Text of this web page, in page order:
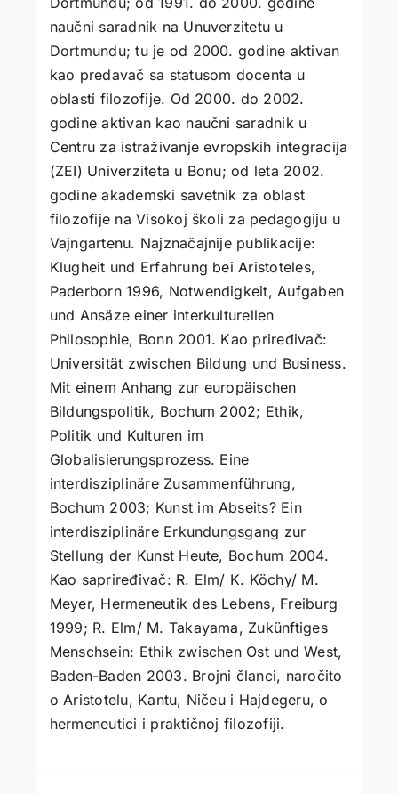
naučni saradnik na Unuverzitetu u
Dortmundu; tu je od 2000. godine aktivan
kao predavač sa statusom docenta u
oblasti filozofije. Od 2000. do 2002.
godine aktivan kao naučni saradnik u
Centru za istraživanje evropskih integracija
(ZEI) Univerziteta u Bonu; od leta 2002.
godine akademski savetnik za oblast
filozofije na Visokoj školi za pedagogiju u
Vajngartenu. Najznačajnije publikacije:
Klugheit und Erfahrung bei Aristoteles,
Paderborn 1996, Notwendigkeit, Aufgaben
und Ansäze einer interkulturellen
Philosophie, Bonn 2001. Kao priređivač:
Universität zwischen Bildung und Business.
Mit einem Anhang zur europäischen
Bildungspolitik, Bochum 2002; Ethik,
Politik und Kulturen im
Globalisierungsprozess. Eine
interdisziplinäre Zusammenführung,
Bochum 2003; Kunst im Abseits? Ein
interdisziplinäre Erkundungsgang zur
Stellung der Kunst Heute, Bochum 2004.
Kao sapriređivač: R. Elm/ K. Köchy/ M.
Meyer, Hermeneutik des Lebens, Freiburg
1999; R. Elm/ M. Takayama, Zukünftiges
Menschsein: Ethik zwischen Ost und West,
Baden-Baden 2003. Brojni članci, naročito
o Aristotelu, Kantu, Ničeu i Hajdegeru, o
hermeneutici i praktičnoj filozofiji.